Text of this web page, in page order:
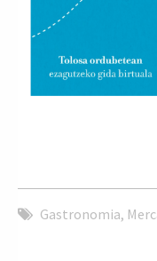
Gastronomia,